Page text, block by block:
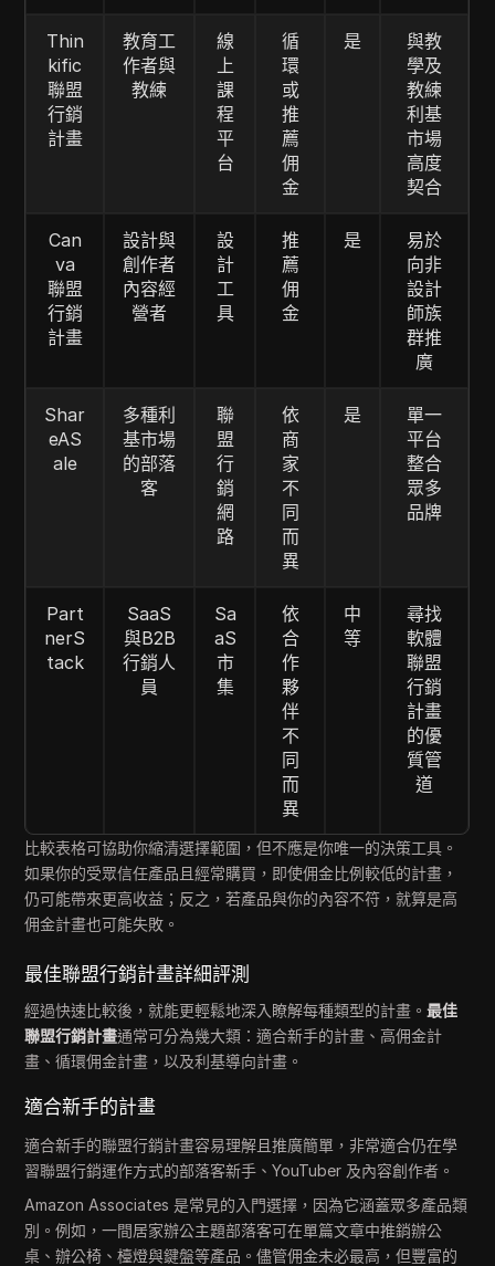
Thin
kific
聯盟
行銷
計畫
教育工
作者與
教練
線
上
課
程
平
台
循
環
或
推
薦
佣
金
是
與教
學及
教練
利基
市場
高度
契合
Can
va
聯盟
行銷
計畫
設計與
創作者
內容經
營者
設
計
工
具
推
薦
佣
金
是
易於
向非
設計
師族
群推
廣
Shar
eAS
ale
多種利
基市場
的部落
客
聯
盟
行
銷
網
路
依
商
家
不
同
而
異
是
單一
平台
整合
眾多
品牌
Part
nerS
tack
SaaS
與B2B
行銷人
員
Sa
aS
市
集
依
合
作
夥
伴
不
同
而
異
中
等
尋找
軟體
聯盟
行銷
計畫
的優
質管
道
比較表格可協助你縮清選擇範圍，但不應是你唯一的決策工具。
如果你的受眾信任產品且經常購買，即使佣金比例較低的計畫，
仍可能帶來更高收益；反之，若產品與你的內容不符，就算是高
佣金計畫也可能失敗。
最佳聯盟行銷計畫詳細評測
經過快速比較後，就能更輕鬆地深入瞭解每種類型的計畫。最佳
聯盟行銷計畫通常可分為幾大類：適合新手的計畫、高佣金計
畫、循環佣金計畫，以及利基導向計畫。
適合新手的計畫
適合新手的聯盟行銷計畫容易理解且推廣簡單，非常適合仍在學
習聯盟行銷運作方式的部落客新手、YouTuber 及內容創作者。
Amazon Associates 是常見的入門選擇，因為它涵蓋眾多產品類
別。例如，一間居家辦公主題部落客可在單篇文章中推銷辦公
桌、辦公椅、檯燈與鍵盤等產品。儘管佣金未必最高，但豐富的